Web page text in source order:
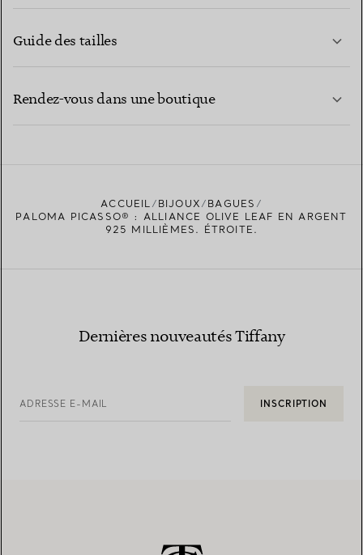
Guide des tailles
Rendez-vous dans une boutique
TROUVEZ LA BOUTIQUE LA PLUS PROCHE
ACCUEIL BIJOUX
BAGUES
PALOMA PICASSO® : ALLIANCE OLIVE LEAF EN ARGENT
925 MILLIÈMES. ÉTROITE.
Dernières nouveautés Tiffany
ADRESSE E-MAIL INSCRIPTION